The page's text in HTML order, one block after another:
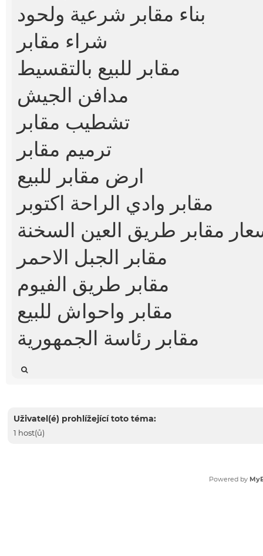
بناء مقابر شرعية ولحود
شراء مقابر
مقابر للبيع بالتقسيط
مدافن الجيش
تشطيب مقابر
ترميم مقابر
ارض مقابر للبيع
مقابر وادي الراحة اكتوبر
مقابر طريق العين السخنة
مقابر الجبل الاحمر
مقابر طريق الفيوم
مقابر واحواش للبيع
مقابر رئاسة الجمهورية
Uživatel(é) prohlížející toto téma:
1 host(ů)
Powered by